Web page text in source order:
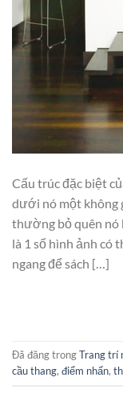
Cấu trúc đặc biệt
dưới nó một không
thường bỏ quên nó
là 1 số hình ảnh có
ngang để sách […]
Đã đăng trongTrang trí
cầu thang, điểm nhấn,